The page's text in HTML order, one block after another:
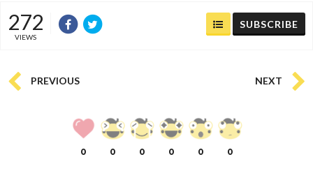
272
VIEWS
SUBSCRIBE
PREVIOUS NEXT
0 0 0 0 0 0